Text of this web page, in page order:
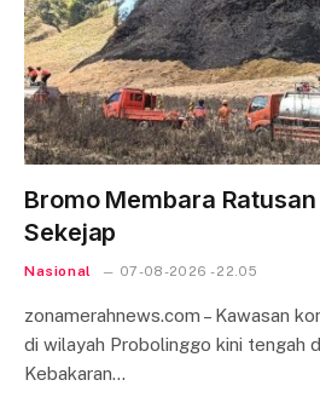
Bromo Membara
Sekejap
Nasional 07-08-2026 - 22.05
zonamerahnews.com – Kawasan
di wilayah Probolinggo kini tengah
Kebakaran…